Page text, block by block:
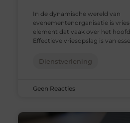
In de dynamische wereld van
evenementenorganisatie is
element dat vaak over het
Effectieve vriesopslag is van
Dienstverlening
Geen Reacties